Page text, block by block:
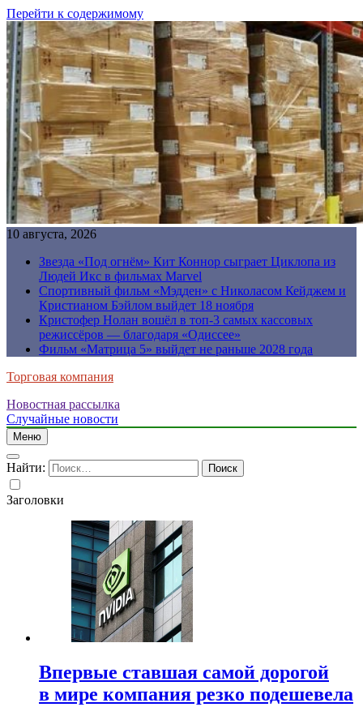
Перейти к содержимому
10 августа, 2026
Звезда «Под огнём» Кит Коннор сыграет Циклопа из
Людей Икс в фильмах Marvel
Спортивный фильм «Мэдден» с Николасом Кейджем и
Кристианом Бэйлом выйдет 18 ноября
Кристофер Нолан вошёл в топ-3 самых кассовых
режиссёров — благодаря «Одиссее»
Фильм «Матрица 5» выйдет не раньше 2028 года
Торговая компания
Новостная рассылка
Случайные новости
Меню
Найти:
Заголовки
Впервые ставшая самой дорогой
в мире компания резко подешевела